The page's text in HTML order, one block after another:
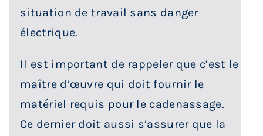
situation de travail sans danger
électrique.
Il est important de rappeler que c’est le
maître d’œuvre qui doit fournir le
matériel requis pour le cadenassage.
Ce dernier doit aussi s’assurer que la